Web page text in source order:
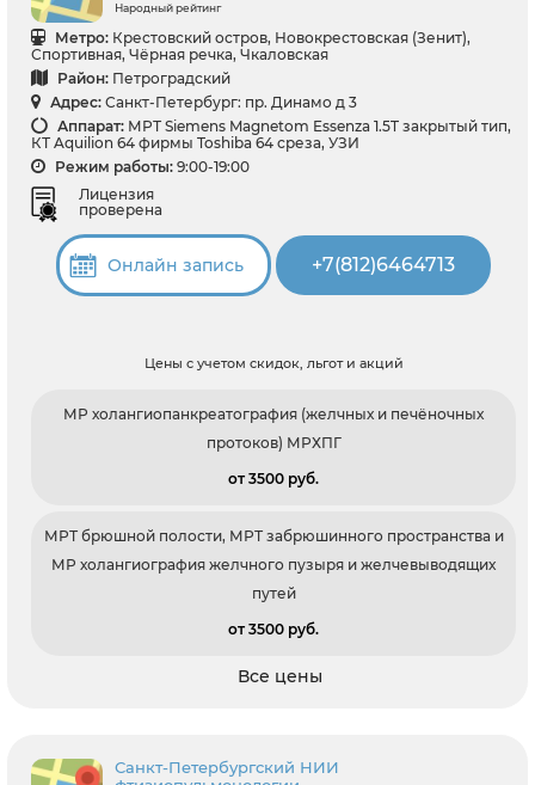
Народный рейтинг
Метро: Крестовский остров, Новокрестовская (Зенит),
Спортивная, Чёрная речка, Чкаловская
Район: Петроградский
Адрес: Санкт-Петербург: пр. Динамо д 3
Аппарат: МРТ Siemens Magnetom Essenza 1.5T закрытый тип,
КТ Aquilion 64 фирмы Toshiba 64 среза, УЗИ
Режим работы: 9:00-19:00
Лицензия
проверена
Онлайн запись +7(812)6464713
Цены с учетом скидок, льгот и акций
МР холангиопанкреатография (желчных и печёночных
протоков) МРХПГ
от 3500 pуб.
МРТ брюшной полости, МРТ забрюшинного пространства и
МР холангиография желчного пузыря и желчевыводящих
путей
от 3500 pуб.
Все цены
Санкт-Петербургский НИИ